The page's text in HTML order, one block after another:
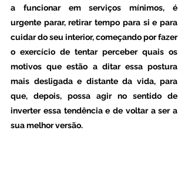
a funcionar em serviços mínimos, é
urgente parar, retirar tempo para si e para
cuidar do seu interior, começando por fazer
o exercício de tentar perceber quais os
motivos que estão a ditar essa postura
mais desligada e distante da vida, para
que, depois, possa agir no sentido de
inverter essa tendência e de voltar a ser a
sua melhor versão.